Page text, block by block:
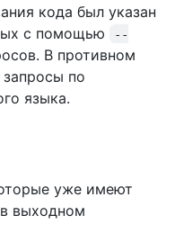
кода был указан
с помощью
--
В противном
запросы по
языка.
уже имеют
в выходном